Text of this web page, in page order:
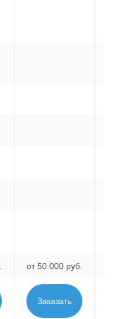
от 50 000 руб.
Заказать